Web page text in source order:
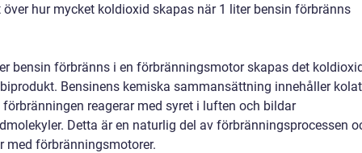
över hur mycket koldioxid skapas när 1 liter bensin förbränns
bensin förbränns i en förbränningsmotor skapas det
Bensinens kemiska sammansättning innehåller
reagerar med syret i luften och bildar
Detta är en naturlig del av förbränningsprocessen
med förbränningsmotorer.